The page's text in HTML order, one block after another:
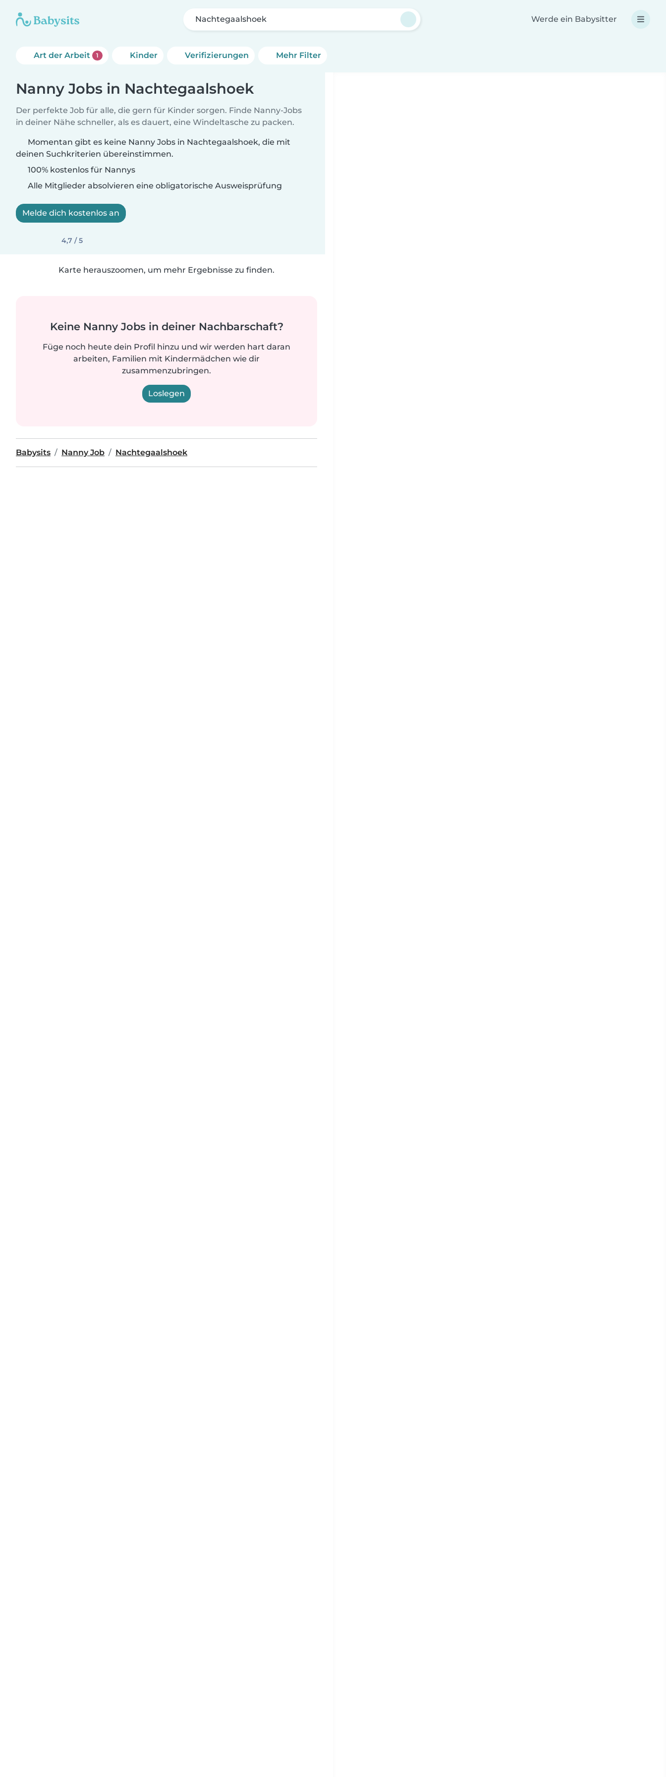
Nachtegaalshoek Werde ein Babysitter
Art der Arbeit 1 Kinder Verifizierungen Mehr Filter
Nanny Jobs in Nachtegaalshoek
Der perfekte Job für alle, die gern für Kinder sorgen. Finde Nanny-Jobs
in deiner Nähe schneller, als es dauert, eine Windeltasche zu packen.
Momentan gibt es keine Nanny Jobs in Nachtegaalshoek, die mit
deinen Suchkriterien übereinstimmen.
100% kostenlos für Nannys
Alle Mitglieder absolvieren eine obligatorische Ausweisprüfung
Melde dich kostenlos an
4,7 / 5
Karte herauszoomen, um mehr Ergebnisse zu finden.
Keine Nanny Jobs in deiner Nachbarschaft?
Füge noch heute dein Profil hinzu und wir werden hart daran
arbeiten, Familien mit Kindermädchen wie dir
zusammenzubringen.
Loslegen
Babysits Nanny Job Nachtegaalshoek